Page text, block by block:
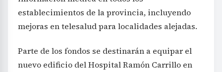
establecimientos de la provincia, incluyendo
mejoras en telesalud para localidades alejadas.
Parte de los fondos se destinarán a equipar el
nuevo edificio del Hospital Ramón Carrillo en